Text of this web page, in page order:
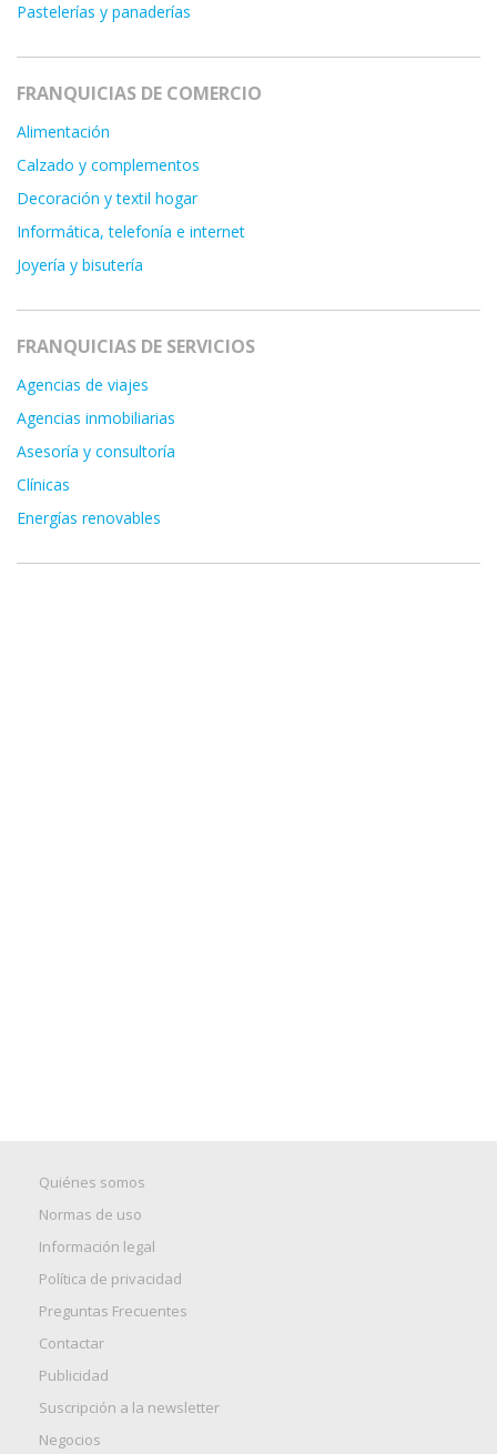
Pastelerías y panaderías
FRANQUICIAS DE COMERCIO
Alimentación
Calzado y complementos
Decoración y textil hogar
Informática, telefonía e internet
Joyería y bisutería
FRANQUICIAS DE SERVICIOS
Agencias de viajes
Agencias inmobiliarias
Asesoría y consultoría
Clínicas
Energías renovables
Quiénes somos
Normas de uso
Información legal
Política de privacidad
Preguntas Frecuentes
Contactar
Publicidad
Suscripción a la newsletter
Negocios